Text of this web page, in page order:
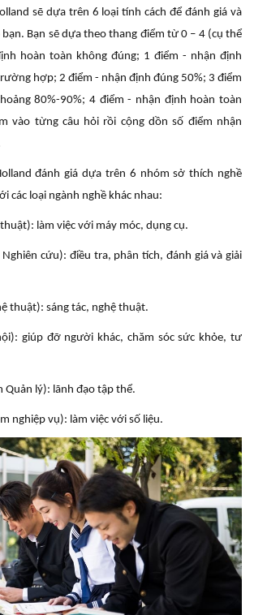
sẽ dựa trên 6 loại tính cách để đánh giá và
Bạn sẽ dựa theo thang điểm từ 0 – 4 (cụ thể
hoàn toàn không đúng; 1 điểm - nhận định
hợp; 2 điểm - nhận định đúng 50%; 3 điểm
80%-90%; 4 điểm - nhận định hoàn toàn
vào từng câu hỏi rồi cộng dồn số điểm nhận
đánh giá dựa trên 6 nhóm sở thích nghề
các loại ngành nghề khác nhau:
làm việc với máy móc, dụng cụ.
cứu): điều tra, phân tích, đánh giá và giải
thuật): sáng tác, nghệ thuật.
giúp đỡ người khác, chăm sóc sức khỏe, tư
Quản lý): lãnh đạo tập thể.
nghiệp vụ): làm việc với số liệu.